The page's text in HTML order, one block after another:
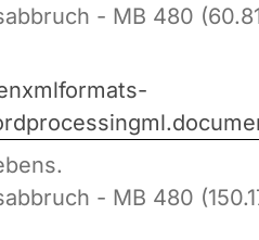
- MB 480
- MB 480